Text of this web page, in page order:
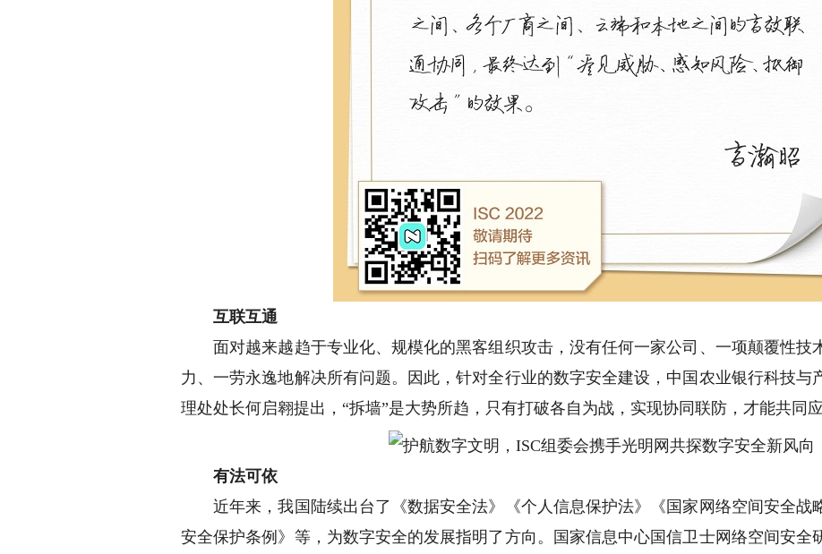
互联互通
面对越来越趋于专业化、规模化的黑客组织攻击，没有任何一家公司、一项颠覆性技
力、一劳永逸地解决所有问题。因此，针对全行业的数字安全建设，中国农业银行科技与
理处处长何启翱提出，“拆墙”是大势所趋，只有打破各自为战，实现协同联防，才能共同应
有法可依
近年来，我国陆续出台了《数据安全法》《个人信息保护法》《国家网络空间安全战
安全保护条例》等，为数字安全的发展指明了方向。国家信息中心国信卫士网络空间安全